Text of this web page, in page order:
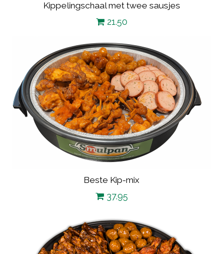
Kippelingschaal met twee sausjes
21.50
Beste Kip-mix
37.95